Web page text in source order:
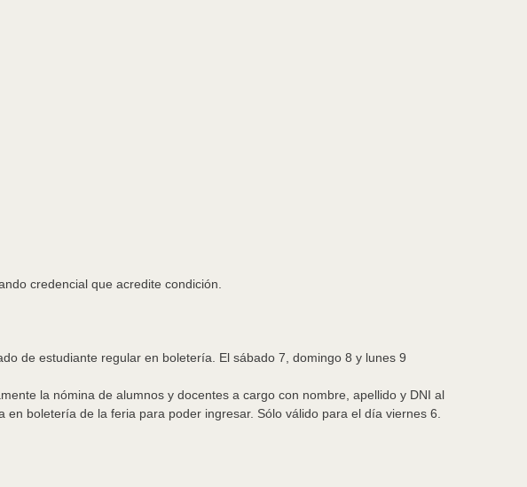
credencial que acredite condición.
de estudiante regular en boletería. El sábado 7, domingo 8 y lunes 9
la nómina de alumnos y docentes a cargo con nombre, apellido y DNI al
boletería de la feria para poder ingresar. Sólo válido para el día viernes 6.